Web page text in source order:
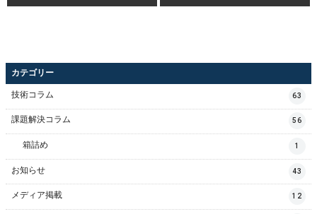
カテゴリー
技術コラム 63
課題解決コラム 56
箱詰め 1
お知らせ 43
メディア掲載 12